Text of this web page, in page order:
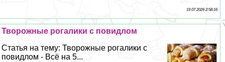
19 07 2026 2:58:16
Творожные рогалики с повидлом
Статья на тему: Творожные рогалики с
повидлом - Всё на 5...